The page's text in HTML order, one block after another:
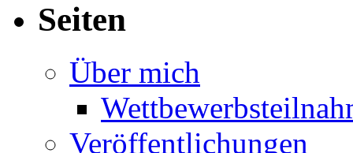
Seiten
Über mich
Veröffentlichungen